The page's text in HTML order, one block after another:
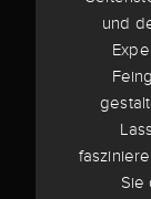
und
Sie